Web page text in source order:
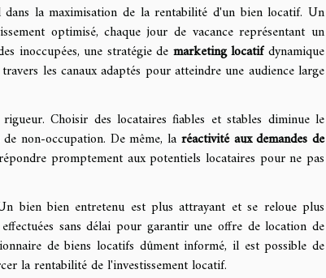
la maximisation de la rentabilité d'un bien locatif. Un
optimisé, chaque jour de vacance représentant un
inoccupées, une stratégie de marketing locatifdynamique
les canaux adaptés pour atteindre une audience large
Choisir des locataires fiables et stables diminue le
non-occupation. De même, la réactivité aux demandes de
promptement aux potentiels locataires pour ne pas
bien bien entretenu est plus attrayant et se reloue plus
sans délai pour garantir une offre de location de
de biens locatifs dûment informé, il est possible de
la rentabilité de l'investissement locatif.